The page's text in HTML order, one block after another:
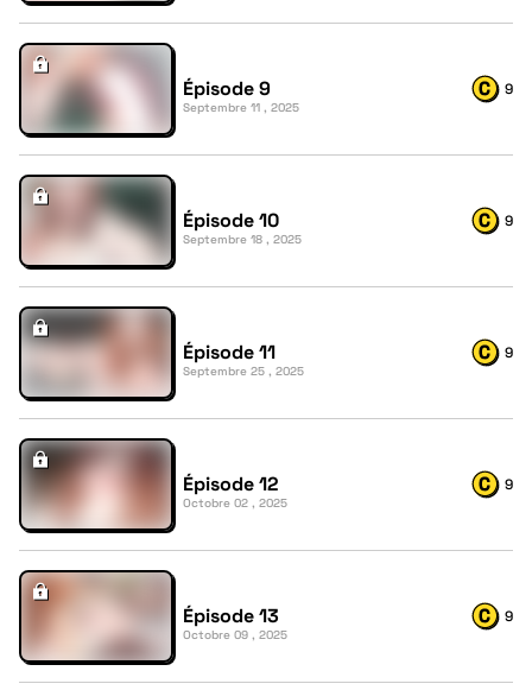
Épisode 9
Septembre 11 , 2025
9
Épisode 10
Septembre 18 , 2025
9
Épisode 11
Septembre 25 , 2025
9
Épisode 12
Octobre 02 , 2025
9
Épisode 13
Octobre 09 , 2025
9